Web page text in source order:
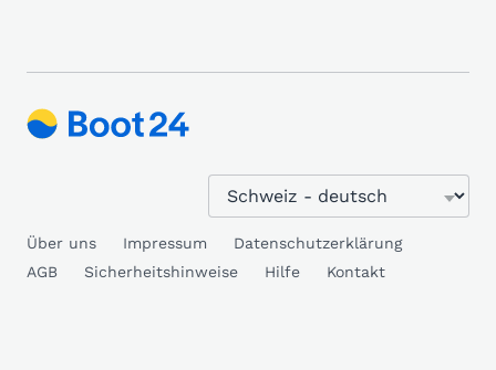
Über uns Impressum
Datenschutzerklärung
AGB
Sicherheitshinweise Hilfe Kontakt